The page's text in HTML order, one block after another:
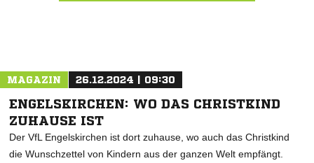
MAGAZIN 26.12.2024 | 09:30
ENGELSKIRCHEN: WO DAS CHRISTKIND
ZUHAUSE IST
Der VfL Engelskirchen ist dort zuhause, wo auch das Christkind
die Wunschzettel von Kindern aus der ganzen Welt empfängt.